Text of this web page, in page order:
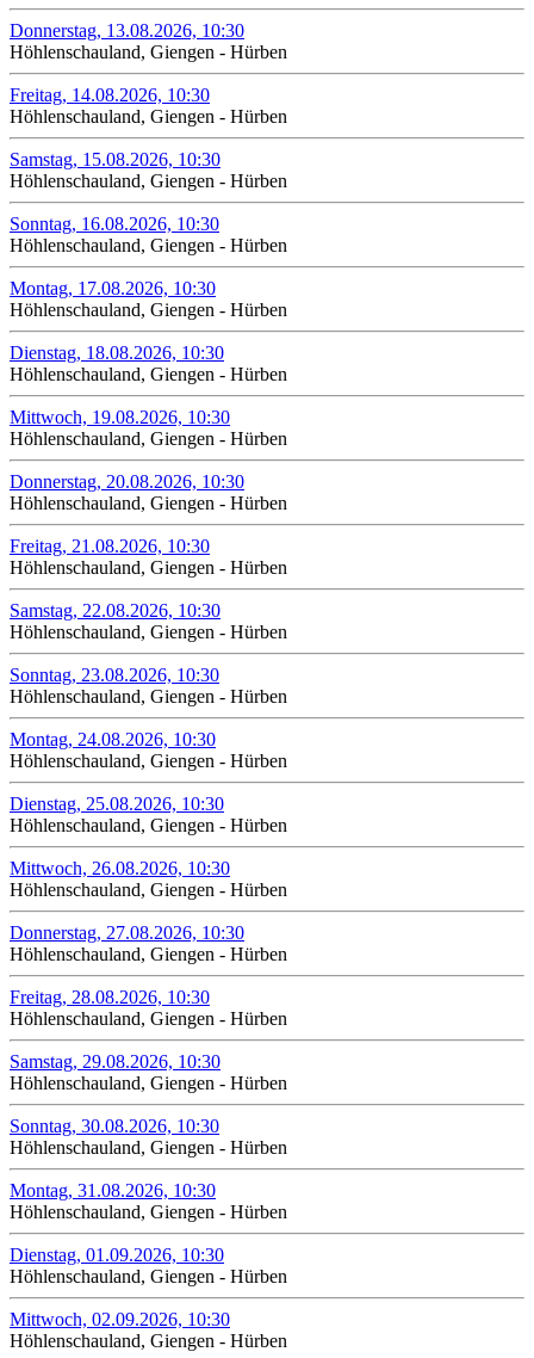
Donnerstag, 13.08.2026, 10:30
Höhlenschauland, Giengen - Hürben
Freitag, 14.08.2026, 10:30
Höhlenschauland, Giengen - Hürben
Samstag, 15.08.2026, 10:30
Höhlenschauland, Giengen - Hürben
Sonntag, 16.08.2026, 10:30
Höhlenschauland, Giengen - Hürben
Montag, 17.08.2026, 10:30
Höhlenschauland, Giengen - Hürben
Dienstag, 18.08.2026, 10:30
Höhlenschauland, Giengen - Hürben
Mittwoch, 19.08.2026, 10:30
Höhlenschauland, Giengen - Hürben
Donnerstag, 20.08.2026, 10:30
Höhlenschauland, Giengen - Hürben
Freitag, 21.08.2026, 10:30
Höhlenschauland, Giengen - Hürben
Samstag, 22.08.2026, 10:30
Höhlenschauland, Giengen - Hürben
Sonntag, 23.08.2026, 10:30
Höhlenschauland, Giengen - Hürben
Montag, 24.08.2026, 10:30
Höhlenschauland, Giengen - Hürben
Dienstag, 25.08.2026, 10:30
Höhlenschauland, Giengen - Hürben
Mittwoch, 26.08.2026, 10:30
Höhlenschauland, Giengen - Hürben
Donnerstag, 27.08.2026, 10:30
Höhlenschauland, Giengen - Hürben
Freitag, 28.08.2026, 10:30
Höhlenschauland, Giengen - Hürben
Samstag, 29.08.2026, 10:30
Höhlenschauland, Giengen - Hürben
Sonntag, 30.08.2026, 10:30
Höhlenschauland, Giengen - Hürben
Montag, 31.08.2026, 10:30
Höhlenschauland, Giengen - Hürben
Dienstag, 01.09.2026, 10:30
Höhlenschauland, Giengen - Hürben
Mittwoch, 02.09.2026, 10:30
Höhlenschauland, Giengen - Hürben